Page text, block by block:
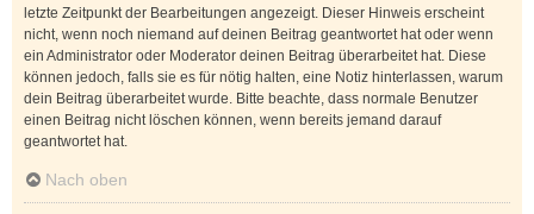
letzte Zeitpunkt der Bearbeitungen angezeigt. Dieser Hinweis erscheint
nicht, wenn noch niemand auf deinen Beitrag geantwortet hat oder wenn
ein Administrator oder Moderator deinen Beitrag überarbeitet hat. Diese
können jedoch, falls sie es für nötig halten, eine Notiz hinterlassen, warum
dein Beitrag überarbeitet wurde. Bitte beachte, dass normale Benutzer
einen Beitrag nicht löschen können, wenn bereits jemand darauf
geantwortet hat.
Nach oben